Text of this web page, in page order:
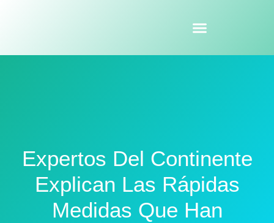
Expertos Del Continente
Explican Las Rápidas
Medidas Que Han